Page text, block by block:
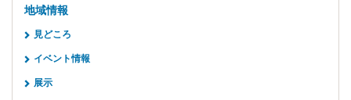
地域情報
見どころ
イベント情報
展示